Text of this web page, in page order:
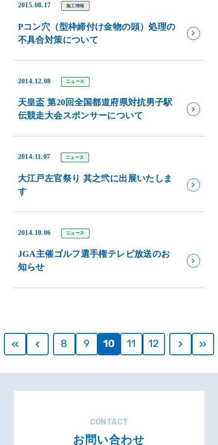
2015.08.17 施工情報
Pコン穴（型枠締付け金物の頭）処理の
不具合対策について
2014.12.08 ニュース
天皇盃 第20回全国都道府県対抗男子駅
伝競走大会スポンサーについて
2014.11.07 ニュース
大江戸左官祭り 其之弐に出展いたしま
す
2014.10.06 ニュース
JGA主催ゴルフ選手権テレビ放送のお
知らせ
8 9 10 11 12
CONTACT
お問い合わせ